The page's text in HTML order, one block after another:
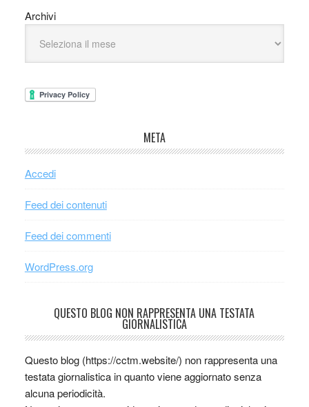
Archivi
META
Accedi
Feed dei contenuti
Feed dei commenti
WordPress.org
QUESTO BLOG NON RAPPRESENTA UNA TESTATA
GIORNALISTICA
Questo blog (https://cctm.website/) non rappresenta una
testata giornalistica in quanto viene aggiornato senza
alcuna periodicità.